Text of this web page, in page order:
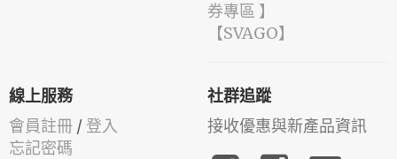
券專區 】
️【SVAGO】️
線上服務
會員註冊 / 登入
忘記密碼
社群追蹤
接收優惠與新產品資訊